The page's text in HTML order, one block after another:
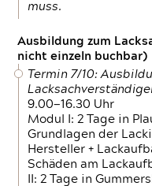
muss.
Ausbildung zum
nicht einzeln buchbar)
Termin 7/10:
9.00—16.30 Uhr
Modul I: 2 Tage in
Grundlagen der
Hersteller +
Schäden am
II: 2 Tage in